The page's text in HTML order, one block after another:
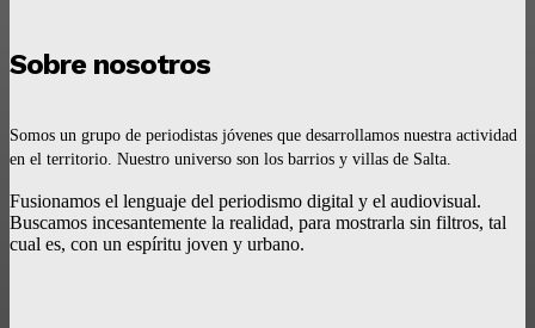
Sobre nosotros
Somos un grupo de periodistas jóvenes que desarrollamos nuestra actividad
en el territorio. Nuestro universo son los barrios y villas de Salta.
Fusionamos el lenguaje del periodismo digital y el audiovisual.
Buscamos incesantemente la realidad, para mostrarla sin filtros, tal
cual es, con un espíritu joven y urbano.